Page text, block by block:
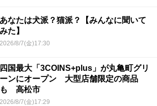
あなたは犬派？猫派？【みんなに聞いて
みた】
2026/8/7(金)17:30
四国最大「3COINS+plus」が丸亀町グリ
ーンにオープン 大型店舗限定の商品
も 高松市
2026/8/7(金)17:29